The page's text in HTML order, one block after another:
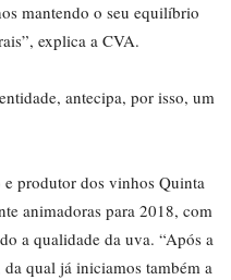
mantendo o seu equilíbrio
explica a CVA.
antecipa, por isso, um
produtor dos vinhos Quinta
animadoras para 2018, com
a qualidade da uva. “Após a
qual já iniciamos também a